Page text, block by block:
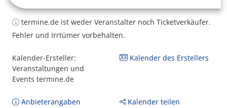
termine.de ist weder Veranstalter noch Ticketverkäufer.
Fehler und Irrtümer vorbehalten.
Kalender-Ersteller:
Veranstaltungen und
Events termine.de
Kalender des Erstellers
Anbieterangaben Kalender teilen